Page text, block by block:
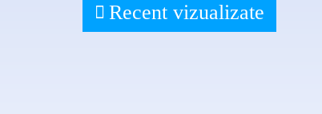
Recent vizualizate